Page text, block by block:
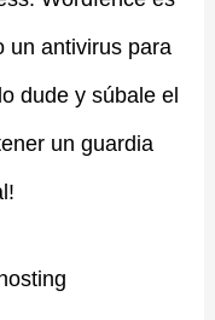
un antivirus para
dude y súbale el
un guardia